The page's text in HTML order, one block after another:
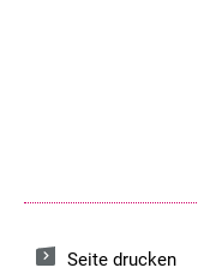
Seite drucken